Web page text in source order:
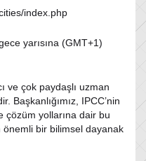
index.php
yarısına (GMT+1)
ve çok paydaşlı uzman
Başkanlığımız, IPCC’nin
çözüm yollarına dair bu
bir bilimsel dayanak